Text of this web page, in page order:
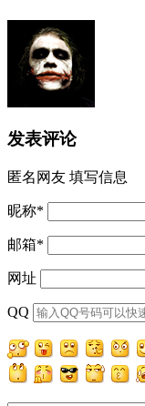
发表评论
匿名网友 填写信息
昵称*
邮箱*
网址
QQ